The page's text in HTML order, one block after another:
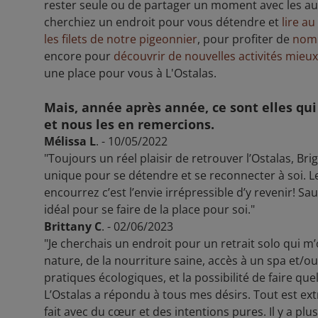
rester seule ou de partager un moment avec les
cherchiez un endroit pour vous détendre et lire
les filets de notre pigeonnier, pour profiter de
encore pour découvrir de nouvelles activités
une place pour vous à L'Ostalas.
Mais, année après année, ce sont elles
et nous les en remercions.
Mélissa L. - 10/05/2022
"Toujours un réel plaisir de retrouver l’Ostalas,
unique pour se détendre et se reconnecter à soi.
encourrez c’est l’envie irrépressible d’y revenir!
idéal pour se faire de la place pour soi."
Brittany C. - 02/06/2023
"Je cherchais un endroit pour un retrait solo qui
nature, de la nourriture saine, accès à un spa et/
pratiques écologiques, et la possibilité de faire
L’Ostalas a répondu à tous mes désirs. Tout est
fait avec du cœur et des intentions pures. Il y a